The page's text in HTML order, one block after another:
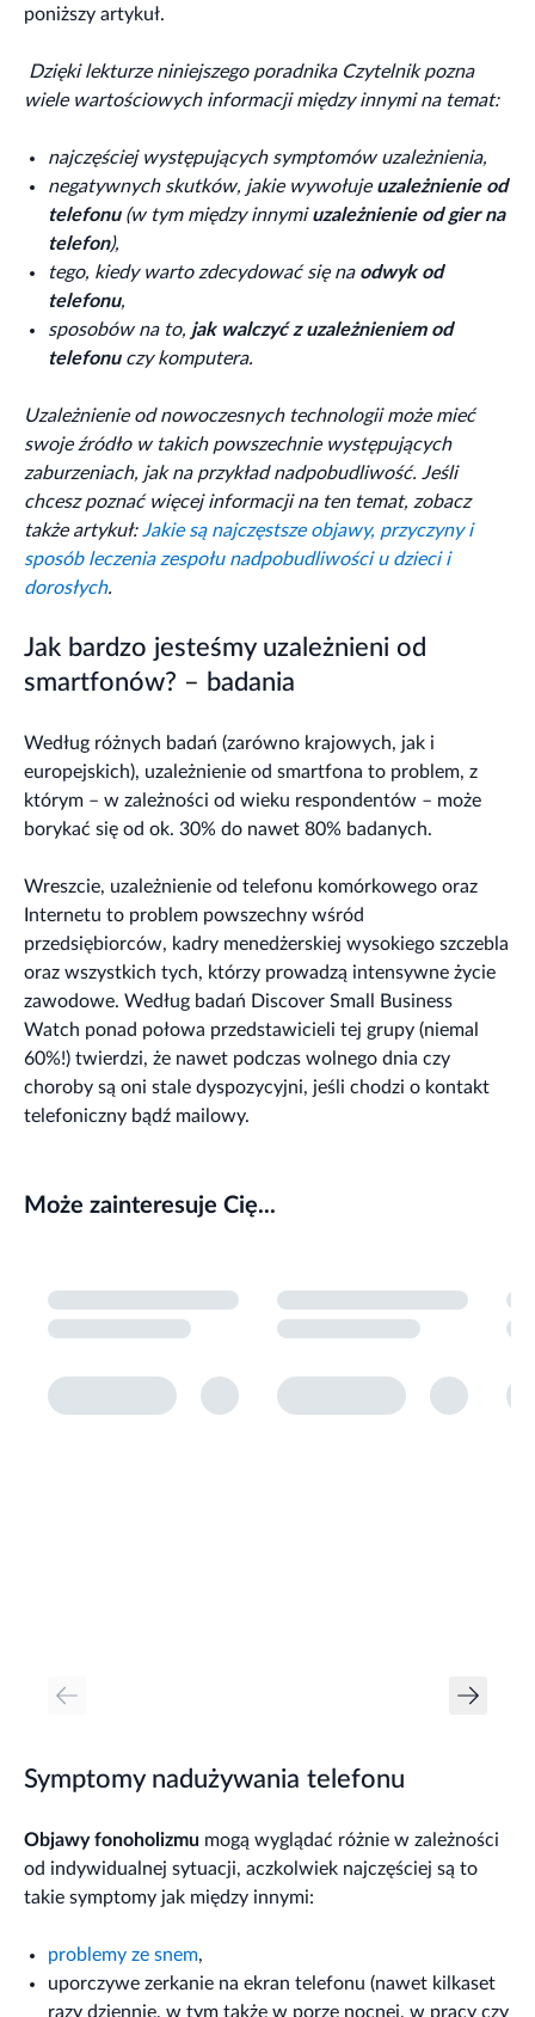
poniższy artykuł.
Dzięki lekturze niniejszego poradnika Czytelnik pozna
wiele wartościowych informacji między innymi na temat:
najczęściej występujących symptomów uzależnienia,
negatywnych skutków, jakie wywołujeuzależnienie od
telefonu (w tym między innymiuzależnienie od gier na
telefon),
tego, kiedy warto zdecydować się na odwyk od
telefonu,
sposobów na to, jak walczyć z uzależnieniem od
telefonuczy komputera.
Uzależnienie od nowoczesnych technologii może mieć
swoje źródło w takich powszechnie występujących
zaburzeniach, jak na przykład nadpobudliwość. Jeśli
chcesz poznać więcej informacji na ten temat, zobacz
także artykuł:Jakie są najczęstsze objawy, przyczyny i
sposób leczenia zespołu nadpobudliwości u dzieci i
dorosłych.
Jak bardzo jesteśmy uzależnieni od
smartfonów? – badania
Według różnych badań (zarówno krajowych, jak i
europejskich), uzależnienie od smartfona to problem, z
którym – w zależności od wieku respondentów – może
borykać się od ok. 30% do nawet 80% badanych.
Wreszcie, uzależnienie od telefonu komórkowego oraz
Internetu to problem powszechny wśród
przedsiębiorców, kadry menedżerskiej wysokiego szczebla
oraz wszystkich tych, którzy prowadzą intensywne życie
zawodowe. Według badań Discover Small Business
Watch ponad połowa przedstawicieli tej grupy (niemal
60%!) twierdzi, że nawet podczas wolnego dnia czy
choroby są oni stale dyspozycyjni, jeśli chodzi o kontakt
telefoniczny bądź mailowy.
Może zainteresuje Cię...
Symptomy nadużywania telefonu
Objawy fonoholizmu mogą wyglądać różnie w zależności
od indywidualnej sytuacji, aczkolwiek najczęściej są to
takie symptomy jak między innymi:
problemy ze snem,
uporczywe zerkanie na ekran telefonu (nawet kilkaset
razy dziennie, w tym także w porze nocnej, w pracy czy